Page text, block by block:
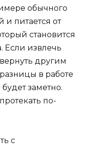
обычного
питается от
становится
Если извлечь
другим
в работе
заметно.
по-
с